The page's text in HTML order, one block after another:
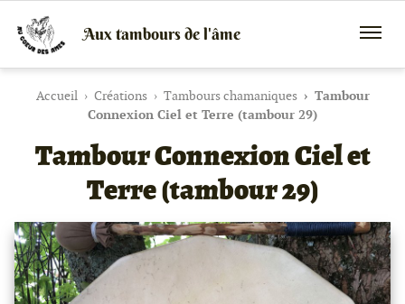
Aux tambours de l'âme
de
chamaniques,
de
peaux
et
bois
et
peintures
canalisées,
soins
énergétiques,
stages
Accueil Créations Tambours chamaniques
Tambour
Connexion Ciel et Terre (tambour 29)
Tambour Connexion Ciel et
Terre (tambour 29)